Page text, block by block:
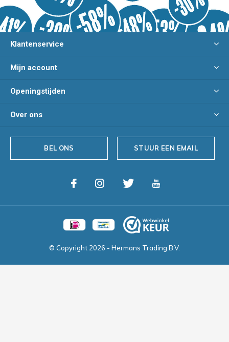
Klantenservice
Mijn account
Openingstijden
Over ons
BEL ONS STUUR EEN EMAIL
© Copyright 2026 - Hermans Trading B.V.